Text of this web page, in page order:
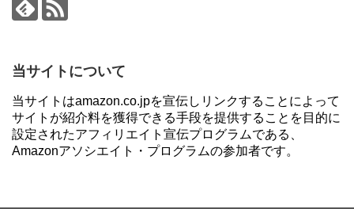
当サイトについて
当サイトはamazon.co.jpを宣伝しリンクすることによって
サイトが紹介料を獲得できる手段を提供することを目的に
設定されたアフィリエイト宣伝プログラムである、
Amazonアソシエイト・プログラムの参加者です。